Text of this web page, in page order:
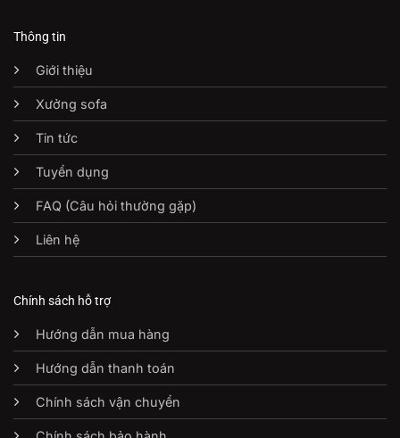
Thông tin
Giới thiệu
Xưởng sofa
Tin tức
Tuyển dụng
FAQ (Câu hỏi thường gặp)
Liên hệ
Chính sách hỗ trợ
Hướng dẫn mua hàng
Hướng dẫn thanh toán
Chính sách vận chuyển